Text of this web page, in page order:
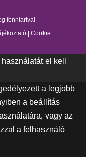
fenntartva! -
| Cookie
el kell
a legjobb
a beállítás
vagy az
a felhasználó